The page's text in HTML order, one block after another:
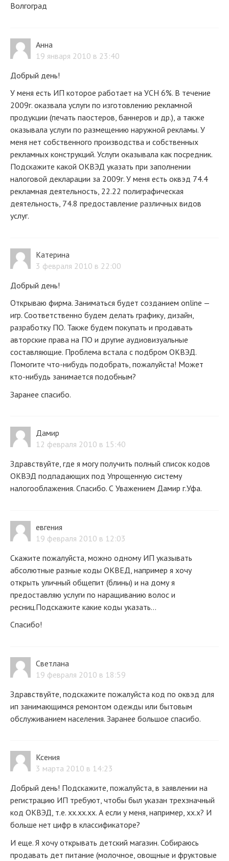
Волгоград
Анна
19 января 2010 в 23:40
Добрый день!
У меня есть ИП которое работает на УСН 6%. В течение
2009г. оказвала услуги по изготовлению рекламной
продукции (печать паостеров, баннеров и др.), а также
оказывала услуги по размещению наружной рекламы. У
меня нет собственного производства и собственных
рекламных конструкций. Услуги оказывала как посредник.
Подскажите какой ОКВЭД указать при заполнении
налоговой декларации за 2009г. У меня есть оквэд 74.4
рекламная деятельность, 22.22 полиграфическая
деятельность, 74.8 предоставление различных видов
услуг.
Катерина
3 февраля 2010 в 22:00
Добрый день!
Открываю фирма. Заниматься будет созданием online —
игр. Соответственно будем делать графику, дизайн,
разработку ПО. Также будем покупать и продавать
авторские права на ПО и другие аудиовизуальные
составляющие. Проблема встала с подбром ОКВЭД.
Помогите что-нибудь подобрать, пожалуйста! Может
кто-нибудь занимается подобным?
Заранее спасибо.
Дамир
12 февраля 2010 в 15:40
Здравствуйте, где я могу получить полный список кодов
ОКВЭД подпадающих под Упрощенную систему
налогооблажения. Спасибо. С Уважением Дамир г.Уфа.
евгения
19 февраля 2010 в 12:03
Скажите пожалуйста, можно одному ИП указывать
абсолютные разные коды ОКВЕД, например я хочу
открыть уличный общепит (блины) и на дому я
предоставляю услуги по наращиванию волос и
ресниц.Подскажите какие коды указать...
Спасибо!
Cветлана
19 февраля 2010 в 18:59
Здравствуйте, подскажите пожалуйста код по оквэд для
ип занимающимся ремонтом одежды или бытовым
обслуживанием населения. Заранее большое спасибо.
Ксения
3 марта 2010 в 14:23
Добрый день! Подскажите, пожалуйста, в заявлении на
регистрацию ИП требуют, чтобы был указан трехзначный
код ОКВЭД, т.е. хх.хх.хх. А если у меня, например, хх.х? И
больше нет цифр в классификаторе?
И еще. Я хочу открывать детский магазин. Собираюсь
продавать дет питание (молочное, овощные и фруктовые